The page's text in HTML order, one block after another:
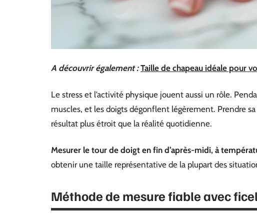
A découvrir également : Taille de chapeau idéale pour
Le stress et l’activité physique jouent aussi un rôle.
muscles, et les doigts dégonflent légèrement. Prendre
résultat plus étroit que la réalité quotidienne.
Mesurer le tour de doigt en fin d’après-midi, à
obtenir une taille représentative de la plupart des
Méthode de mesure fiable avec